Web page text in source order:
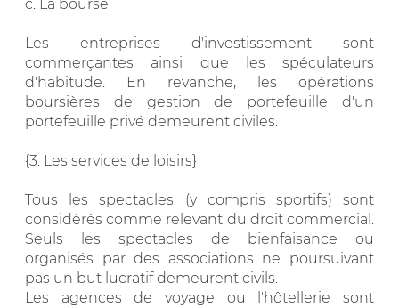
c. La bourse
Les entreprises d'investissement sont
commerçantes ainsi que les spéculateurs
d'habitude. En revanche, les opérations
boursières de gestion de portefeuille d'un
portefeuille privé demeurent civiles.
{3. Les services de loisirs}
Tous les spectacles (y compris sportifs) sont
considérés comme relevant du droit commercial.
Seuls les spectacles de bienfaisance ou
organisés par des associations ne poursuivant
pas un but lucratif demeurent civils.
Les agences de voyage ou l'hôtellerie sont